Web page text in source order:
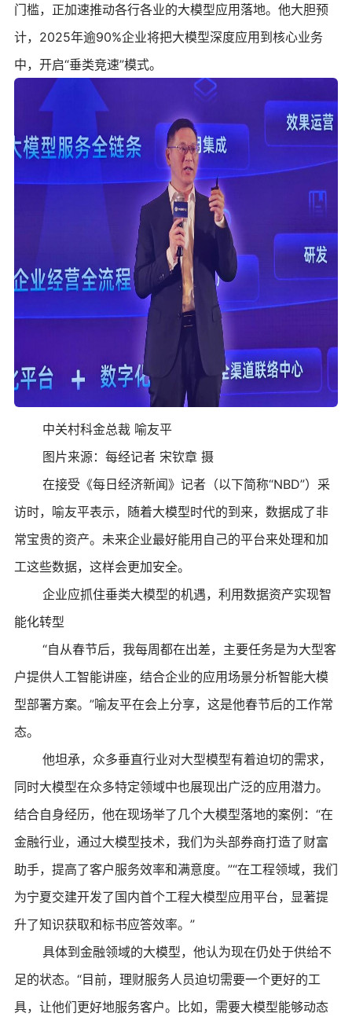
门槛，正加速推动各行各业的大模型应用落地。他大胆预
计，2025年逾90%企业将把大模型深度应用到核心业务
中，开启“垂类竞速”模式。
中关村科金总裁 喻友平
图片来源：每经记者 宋钦章 摄
在接受《每日经济新闻》记者（以下简称“NBD”）采
访时，喻友平表示，随着大模型时代的到来，数据成了非
常宝贵的资产。未来企业最好能用自己的平台来处理和加
工这些数据，这样会更加安全。
企业应抓住垂类大模型的机遇，利用数据资产实现智
能化转型
“自从春节后，我每周都在出差，主要任务是为大型客
户提供人工智能讲座，结合企业的应用场景分析智能大模
型部署方案。”喻友平在会上分享，这是他春节后的工作常
态。
他坦承，众多垂直行业对大型模型有着迫切的需求，
同时大模型在众多特定领域中也展现出广泛的应用潜力。
结合自身经历，他在现场举了几个大模型落地的案例：“在
金融行业，通过大模型技术，我们为头部券商打造了财富
助手，提高了客户服务效率和满意度。”“在工程领域，我们
为宁夏交建开发了国内首个工程大模型应用平台，显著提
升了知识获取和标书应答效率。”
具体到金融领域的大模型，他认为现在仍处于供给不
足的状态。“目前，理财服务人员迫切需要一个更好的工
具，让他们更好地服务客户。比如，需要大模型能够动态